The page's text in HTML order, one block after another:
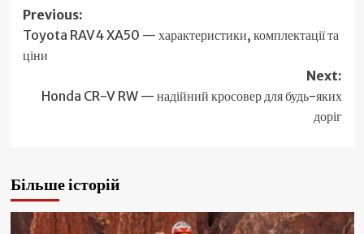
Post
navigation
Previous:
Toyota RAV4 XA50 — характеристики, комплектації та
ціни
Next:
Honda CR-V RW — надійний кросовер для будь-яких
доріг
Більше історій